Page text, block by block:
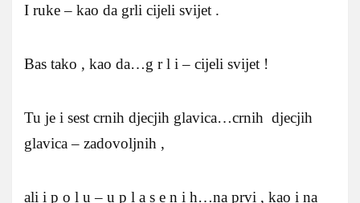
I ruke – kao da grli cijeli svijet .
Bas tako , kao da…g r l i – cijeli svijet !
Tu je i sest crnih djecjih glavica…crnih djecjih
glavica – zadovoljnih ,
ali i p o l u – u p l a s e n i h…na prvi , kao i na